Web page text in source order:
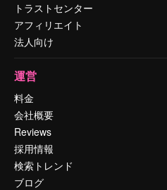
トラストセンター
アフィリエイト
法人向け
運営
料金
会社概要
Reviews
採用情報
検索トレンド
ブログ